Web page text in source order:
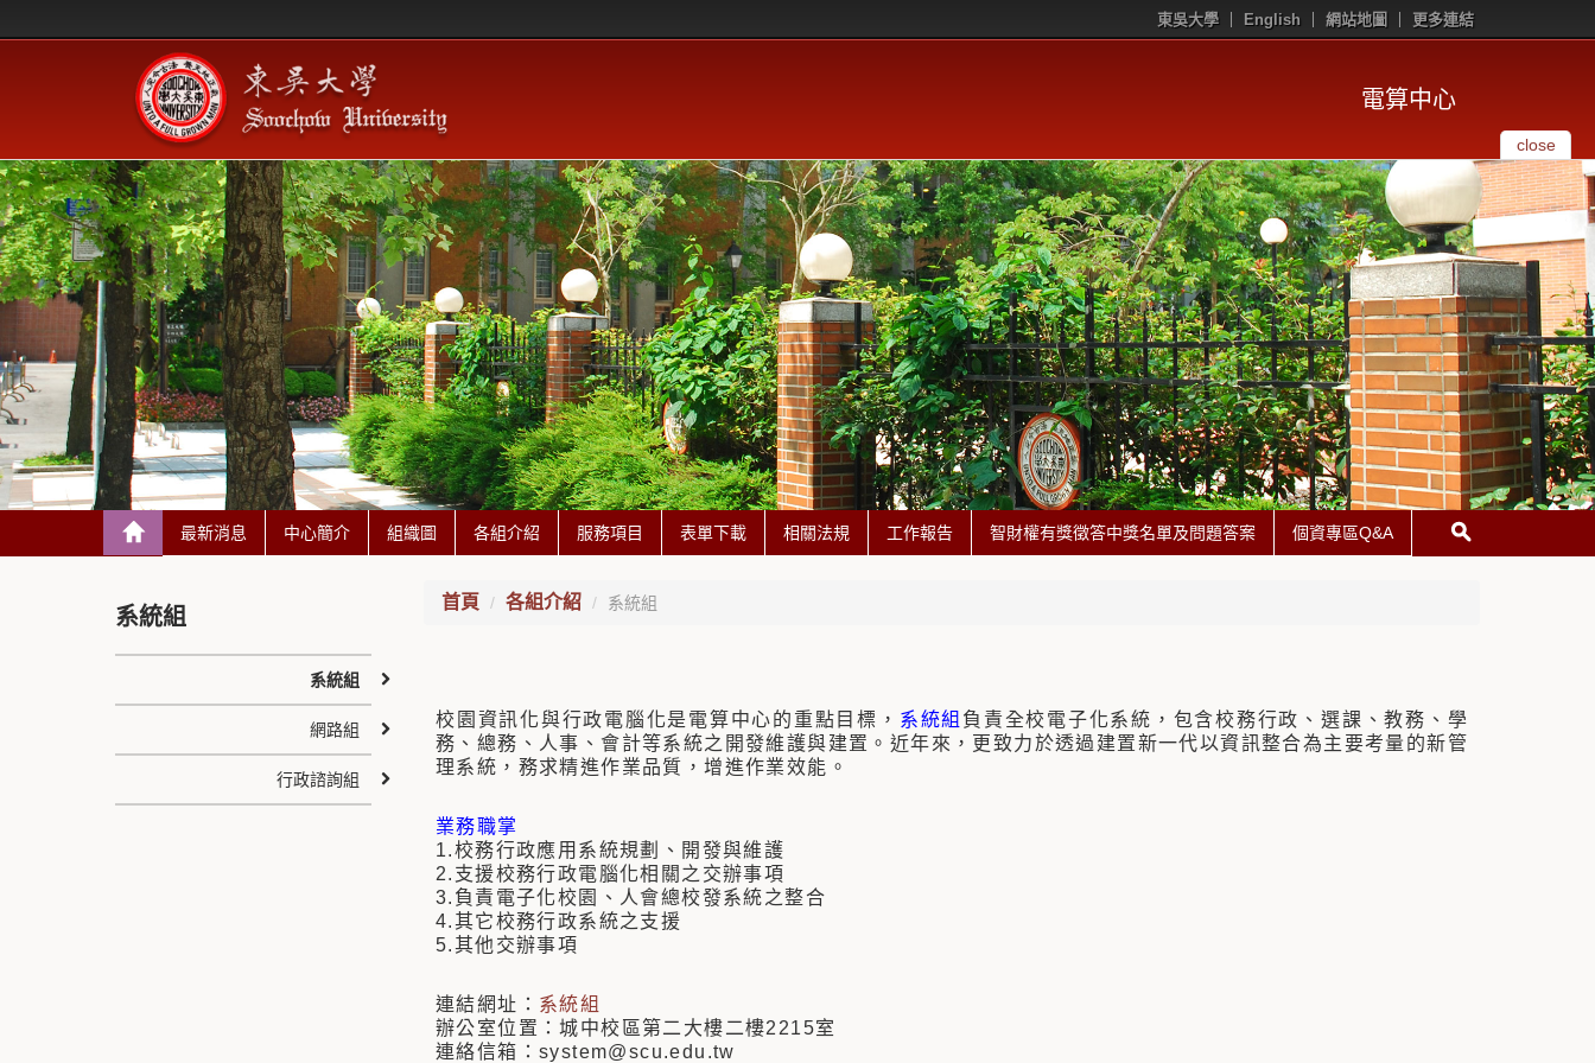
東吳大學 English 網站地圖 更多連結
電算中心
close
最新消息 中心簡介 組織圖 各組介紹 服務項目 表單下載 相關法規 工作報告 智財權有獎徵答中獎名單及問題答案 個資專區Q&A
首頁 各組介紹 系統組
校園資訊化與行政電腦化是電算中心的重點目標， 系統組 負責全校電子化系統，包含校務行政、選課、教務、學
務、總務、人事、會計等系統之開發維護與建置。近年來，更致力於透過建置新一代以資訊整合為主要考量的新管
理系統，務求精進作業品質，增進作業效能。
業務職掌
1.校務行政應用系統規劃、開發與維護
2.支援校務行政電腦化相關之交辦事項
3.負責電子化校園、人會總校發系統之整合
4.其它校務行政系統之支援
5.其他交辦事項
連結網址： 系統組
辦公室位置：城中校區第二大樓二樓2215室
連絡信箱：system@scu.edu.tw
系統組
系統組
網路組
行政諮詢組